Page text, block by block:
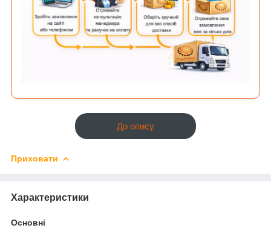
До опису
Приховати
Характеристики
Основні